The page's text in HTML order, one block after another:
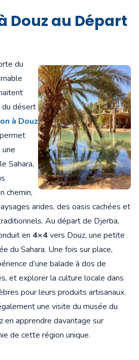
Douz au Départ
du
désert
à Douz
permet
Sahara,
chemin,
arides, des oasis cachées et
Au départ de Djerba,
en 4×4vers Douz, une petite
du Sahara. Une fois sur place,
d’une balade à dos de
et explorer la culture locale dans
pour leurs produits artisanaux.
une visite du musée du
en apprendre davantage sur
de cette région unique.